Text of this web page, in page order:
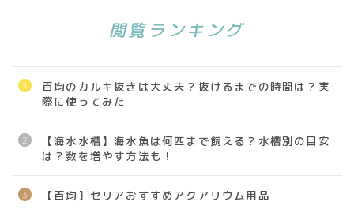
閲覧ランキング
百均のカルキ抜きは大丈夫？抜けるまでの時間は？実
際に使ってみた
【海水水槽】海水魚は何匹まで飼える？水槽別の目安
は？数を増やす方法も！
【百均】セリアおすすめアクアリウム用品